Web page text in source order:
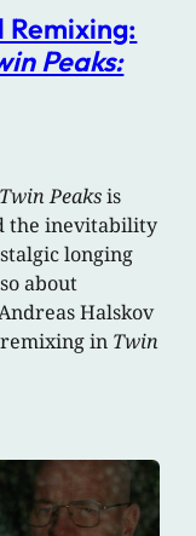
Remixing:
Peaks:
Twin Peaksis
the inevitability
longing
about
Halskov
in Twin